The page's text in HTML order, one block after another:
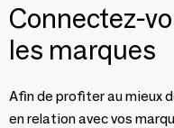
Connectez-
les marques
Afin de profiter au mieux
en relation avec vos